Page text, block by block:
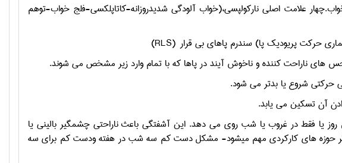
علامت اصلی نارکولپسی،(خواب آلودگی شدیدروزانه-کاتاپلکسی-فلج خواب-توهم
حرکت پریودیک پا) سندرم پاهای بی قرار (
RLS
)
های ناراحت کننده و ناخوش آیند در پاها که با تمام وارد زیر مشخص می شوند.
حرکتی شروع یا بدتر می شود.
آن تسکین می یابد.
روز یا فقط در غروب یا شب روی می دهد. این آشفتگی باعث ناراحتی چشمگیر بالینی یا
حوزه های کارکردی مهم میشود- مشکل دست کم سه شب در هفته ودست کم برای سه